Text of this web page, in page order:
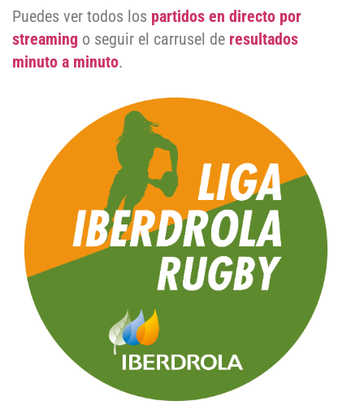
Puedes ver todos los partidos en directo por
streaming o seguir el carrusel de resultados
minuto a minuto.